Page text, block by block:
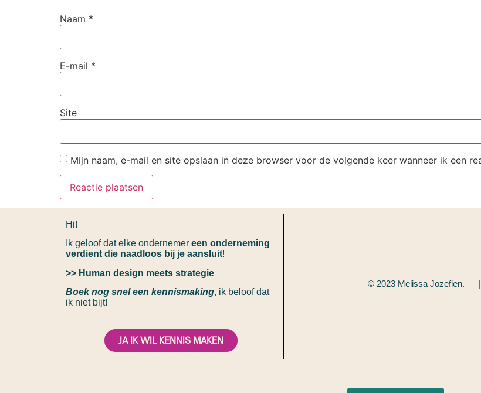
Naam *
E-mail *
Site
Mijn naam, e-mail en site opslaan in deze browser voor de volgende keer wanneer ik een
Hi!
Ik geloof dat elke ondernemer een onderneming
verdient die naadloos bij je aansluit!
>> Human design meets strategie
Boek nog snel een kennismaking, ik beloof dat
ik niet bijt!
JA IK WIL KENNIS MAKEN
© 2023 Melissa